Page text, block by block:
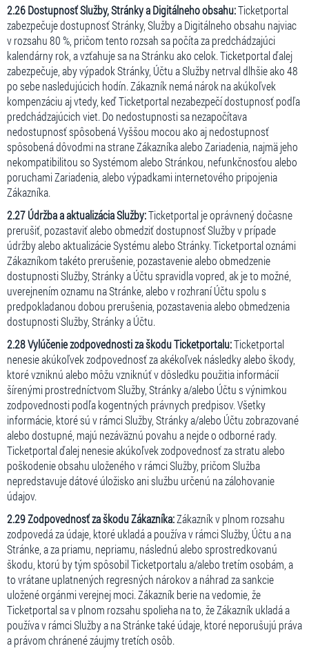
2.26 Dostupnosť Služby, Stránky a Digitálneho obsahu:Ticketportal
zabezpečuje dostupnosť Stránky, Služby a Digitálneho obsahu najviac
v rozsahu 80 %, pričom tento rozsah sa počíta za predchádzajúci
kalendárny rok, a vzťahuje sa na Stránku ako celok. Ticketportal ďalej
zabezpečuje, aby výpadok Stránky, Účtu a Služby netrval dlhšie ako 48
po sebe nasledujúcich hodín. Zákazník nemá nárok na akúkoľvek
kompenzáciu aj vtedy, keď Ticketportal nezabezpečí dostupnosť podľa
predchádzajúcich viet. Do nedostupnosti sa nezapočítava
nedostupnosť spôsobená Vyššou mocou ako aj nedostupnosť
spôsobená dôvodmi na strane Zákazníka alebo Zariadenia, najmä jeho
nekompatibilitou so Systémom alebo Stránkou, nefunkčnosťou alebo
poruchami Zariadenia, alebo výpadkami internetového pripojenia
Zákazníka.
2.27 Údržba a aktualizácia Služby:Ticketportal je oprávnený dočasne
prerušiť, pozastaviť alebo obmedziť dostupnosť Služby v prípade
údržby alebo aktualizácie Systému alebo Stránky. Ticketportal oznámi
Zákazníkom takéto prerušenie, pozastavenie alebo obmedzenie
dostupnosti Služby, Stránky a Účtu spravidla vopred, ak je to možné,
uverejnením oznamu na Stránke, alebo v rozhraní Účtu spolu s
predpokladanou dobou prerušenia, pozastavenia alebo obmedzenia
dostupnosti Služby, Stránky a Účtu.
2.28 Vylúčenie zodpovednosti za škodu Ticketportalu:Ticketportal
nenesie akúkoľvek zodpovednosť za akékoľvek následky alebo škody,
ktoré vzniknú alebo môžu vzniknúť v dôsledku použitia informácií
šírenými prostredníctvom Služby, Stránky a/alebo Účtu s výnimkou
zodpovednosti podľa kogentných právnych predpisov. Všetky
informácie, ktoré sú v rámci Služby, Stránky a/alebo Účtu zobrazované
alebo dostupné, majú nezáväznú povahu a nejde o odborné rady.
Ticketportal ďalej nenesie akúkoľvek zodpovednosť za stratu alebo
poškodenie obsahu uloženého v rámci Služby, pričom Služba
nepredstavuje dátové úložisko ani službu určenú na zálohovanie
údajov.
2.29 Zodpovednosť za škodu Zákazníka:Zákazník v plnom rozsahu
zodpovedá za údaje, ktoré ukladá a používa v rámci Služby, Účtu a na
Stránke, a za priamu, nepriamu, následnú alebo sprostredkovanú
škodu, ktorú by tým spôsobil Ticketportalu a/alebo tretím osobám, a
to vrátane uplatnených regresných nárokov a náhrad za sankcie
uložené orgánmi verejnej moci. Zákazník berie na vedomie, že
Ticketportal sa v plnom rozsahu spolieha na to, že Zákazník ukladá a
používa v rámci Služby a na Stránke také údaje, ktoré neporušujú práva
a právom chránené záujmy tretích osôb.